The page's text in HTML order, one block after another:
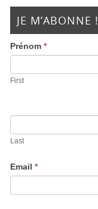
JE M’ABONNE !
Prénom*
First
Last
Email*